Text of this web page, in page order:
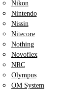
Nikon
Nintendo
Nissin
Nitecore
Nothing
Novoflex
NRC
Olympus
OM System